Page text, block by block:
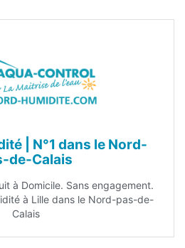
| N°1 dans le Nord-
de-Calais
à Domicile. Sans engagement.
à Lille dans le Nord-pas-de-
Calais